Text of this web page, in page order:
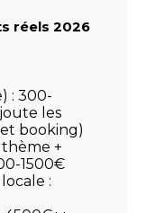
réels 2026
: 300-
les
booking)
+
1500€
: